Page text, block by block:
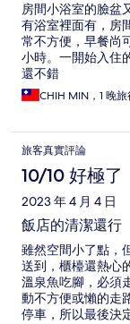
房間小浴室的臉盆
有浴室裡面有，房
常不方便，早餐尚
小時。一開始入住
還不錯
CHIH MIN，1 晚旅
旅客真實評論
10/10 好極了
2023 年 4 月 4 日
飯店的清潔還行
雖然空間小了點，
送到，櫃檯還熱心
溫泉魚吃腳，必須
動不方便或懶的走
停車，所以最後決